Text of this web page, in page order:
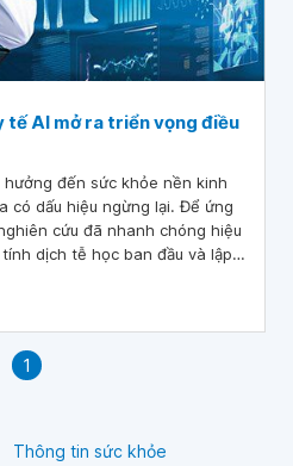
tế AI mở ra triển vọng điều
đến sức khỏe nền kinh
có dấu hiệu ngừng lại. Để ứng
cứu đã nhanh chóng hiệu
dịch tễ học ban đầu và lập
ra các bản sao song sinh số
hợp nhất cho từng bệnh nhân
1
Thông tin sức khỏe